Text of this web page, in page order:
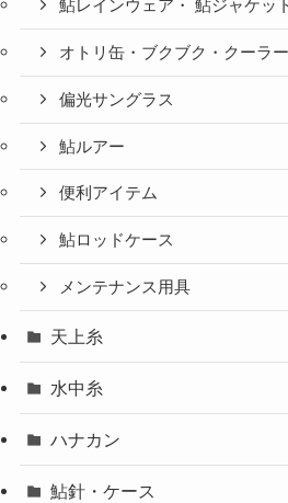
鮎レインウェア・ 鮎ジャケッ
オトリ缶・ブクブク・クーラ
偏光サングラス
鮎ルアー
便利アイテム
鮎ロッドケース
メンテナンス用具
天上糸
水中糸
ハナカン
鮎針・ケース